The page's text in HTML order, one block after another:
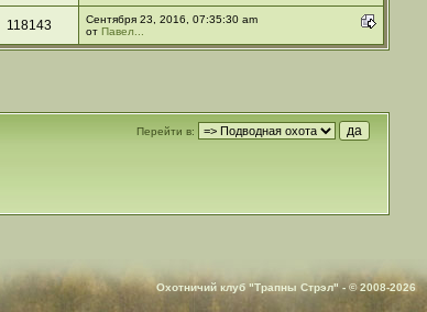
118143
Сентября 23, 2016, 07:35:30 am
от Павел...
Перейти в:
Охотничий клуб "Трапны Стрэл" - © 2008-2026